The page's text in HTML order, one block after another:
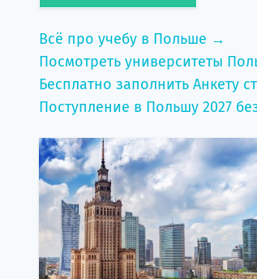
Всё про учебу в Польше →
Посмотреть университеты
Бесплатно заполнить Анкету
Поступление в Польшу 2027